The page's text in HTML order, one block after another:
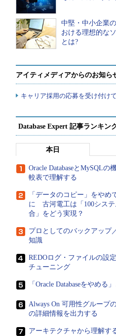
中堅・中小企業
おける理想的な
とは?
アイティメディアからのお知ら
キャリア採用の応募を受け付け
Database Expert 記事ランキン
本日
Oracle DatabaseとMySQLの
較表で理解する
「データのコピー」をやめ
に 古河電工は「100システ
合」をどう実現？
プロとしてのバックアップ
知識
REDOログ・ファイルの設
チューニング
「Oracle Databaseをやめる
Always On 可用性グループ
の詳細情報を出力する
アーキテクチャから理解す